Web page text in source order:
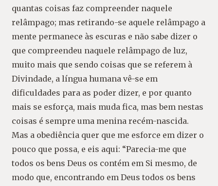
quantas coisas faz compreender naquele
relâmpago; mas retirando-se aquele relâmpago a
mente permanece às escuras e não sabe dizer o
que compreendeu naquele relâmpago de luz,
muito mais que sendo coisas que se referem à
Divindade, a língua humana vê-se em
dificuldades para as poder dizer, e por quanto
mais se esforça, mais muda fica, mas bem nestas
coisas é sempre uma menina recém-nascida.
Mas a obediência quer que me esforce em dizer o
pouco que possa, e eis aqui: “Parecia-me que
todos os bens Deus os contém em Si mesmo, de
modo que, encontrando em Deus todos os bens